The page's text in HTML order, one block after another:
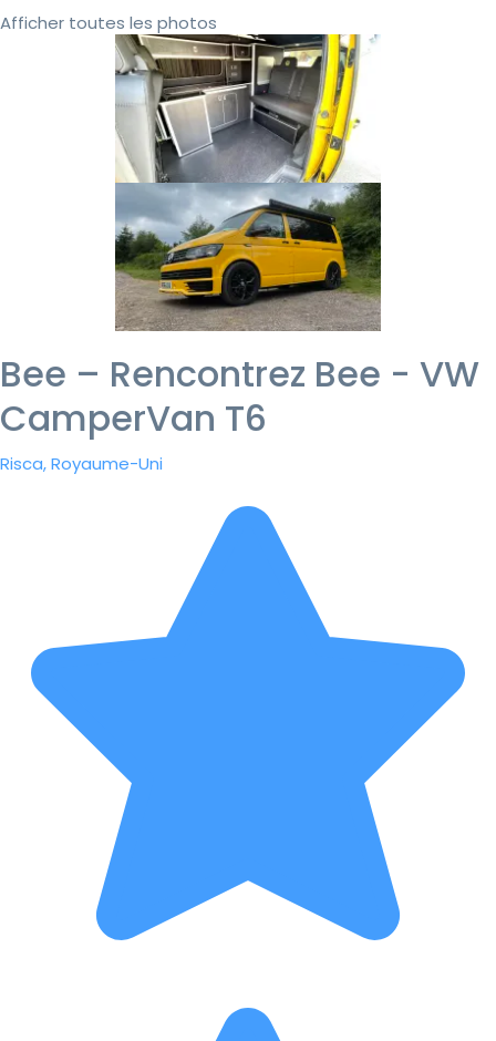
Afficher toutes les photos
Bee – Rencontrez Bee - VW
CamperVan T6
Risca, Royaume-Uni